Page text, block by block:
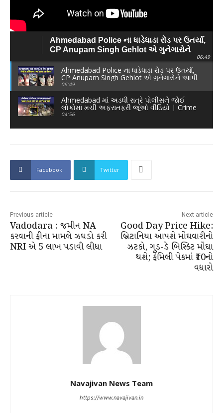
Ahmedabad Police ના ધાડેધાડા રોડ પર ઉતર્યા,
CP Anupam Singh Gehlot એ ગુનેગારોને
06:49
Ahmedabad Police ના ધાડેધાડા રોડ પર ઉતર્યા,
CP Anupam Singh Gehlot એ ગુનેગારોને આપી
ચેતવણી
06:49
Ahmedabad માં અડધી રાત્રે પોલીસને જોઈ
લોકોમાં મચી અફરાતફરી જૂઓ વીડિયો | Crime
News |
04:56
Facebook Twitter
Previous article
Vadodara : જમીન NA
કરવાની ફીના મામલે ઝઘડો કરી
NRI એ 5 લાખ પડાવી લીધા
Next article
Good Day Price Hike:
બ્રિટાનિયા આપશે મોંઘવારીનો
ઝટકો, ગુડ-ડે બિસ્કિટ મોંઘા
થશે; ફેમિલી પેકમાં ₹10નો
વધારો
Navajivan News Team
https://www.navajivan.in